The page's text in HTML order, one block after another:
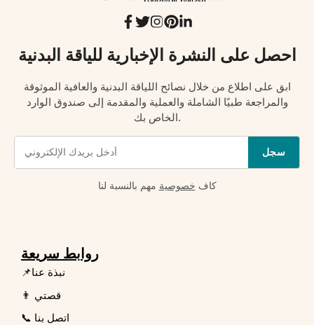
احصل على النشرة الإخبارية للياقة البدنية
ابق على اطلاع من خلال نصائح اللياقة البدنية والعافية الموثوقة
والمراجعة طبيًا الشاملة والعملية والمقدمة إلى صندوق الوارد
الخاص بك.
سجل
كاف خصوصية مهم بالنسبة لنا
روابط سريعة
📌نبذة عنا
👨 قصتي
📞 اتصل بنا